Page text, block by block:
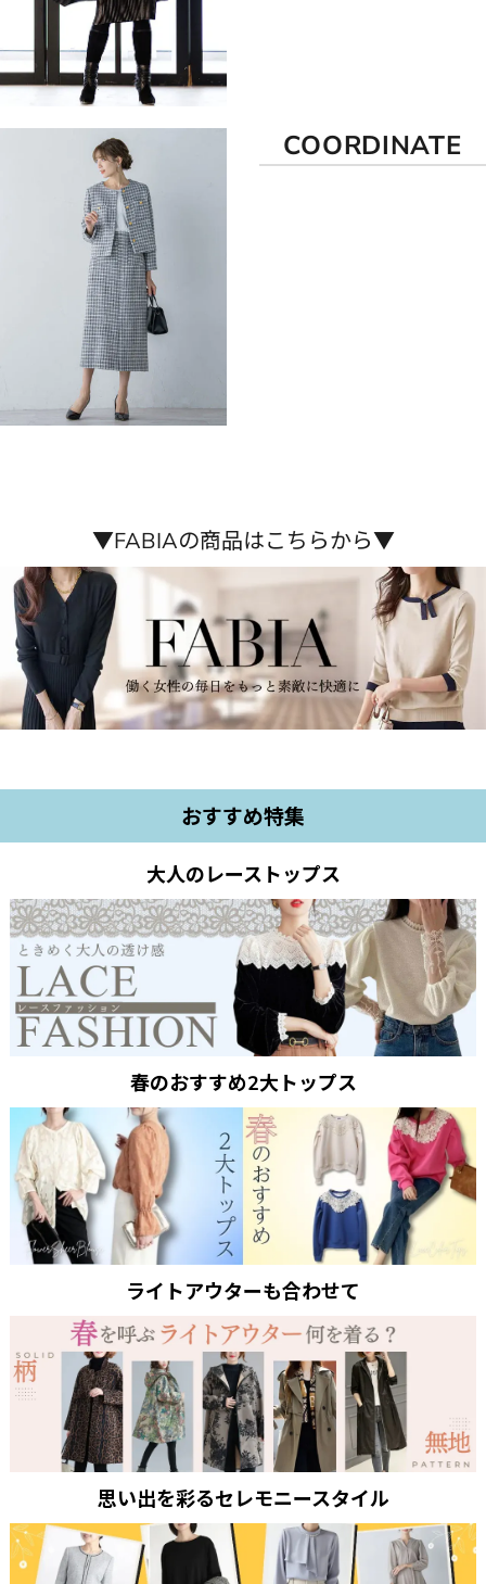
COORDINATE
▼FABIAの商品はこちらから▼
おすすめ特集
大人のレーストップス
春のおすすめ2大トップス
ライトアウターも合わせて
思い出を彩るセレモニースタイル